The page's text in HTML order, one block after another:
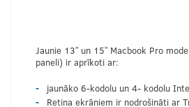
Jaunie 13” un 15” Macbook Pro
paneli) ir aprīkoti ar:
jaunāko 6-kodolu un 4- kodolu
Retina ekrāniem ir nodrošināti ar